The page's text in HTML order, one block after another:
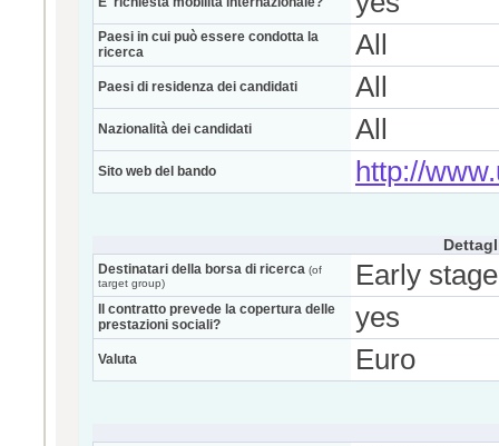
Paesi in cui può essere condotta la
ricerca
All
Paesi di residenza dei candidati All
Nazionalità dei candidati All
Sito web del bando http://
Destinatari della borsa di ricerca (of
target group)
Early
Il contratto prevede la copertura delle
prestazioni sociali?
yes
Valuta Euro